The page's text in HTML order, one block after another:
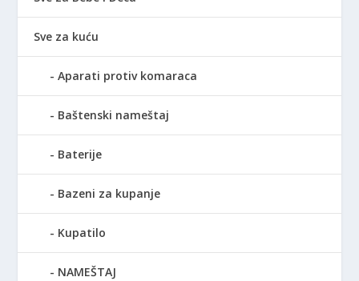
Sve za kuću
Aparati protiv komaraca
Baštenski nameštaj
Baterije
Bazeni za kupanje
Kupatilo
NAMEŠTAJ